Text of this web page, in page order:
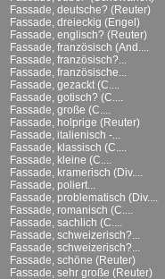
Fassade, deutsche? (Reuter)
Fassade, dreieckig (Engel)
Fassade, englisch? (Reuter)
Fassade, französisch (And....
Fassade, französisch?...
Fassade, französische...
Fassade, gezackt (C....
Fassade, gotisch? (C....
Fassade, große (C....
Fassade, holprige (Reuter)
Fassade, italienisch -...
Fassade, klassisch (C....
Fassade, kleine (C....
Fassade, kramerisch (Div....
Fassade, poliert...
Fassade, problematisch (Div....
Fassade, romanisch (C....
Fassade, sachlich (C....
Fassade, schweizerisch?...
Fassade, schweizerisch?...
Fassade, schöne (Reuter)
Fassade, sehr große (Reuter)